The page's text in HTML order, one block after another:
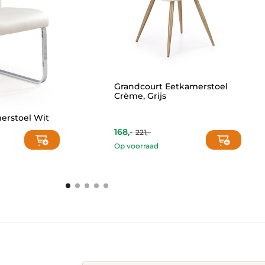
Wit
Grandcourt Eetkamerstoel
Crème, Grijs
221,-
168,-
Op voorraad
has
chosen